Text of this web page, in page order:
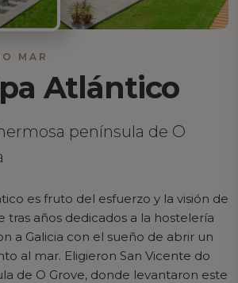
MAR
Atlántico
península de O
es fruto del esfuerzo y la visión de
tras años dedicados a la hostelería
a Galicia con el sueño de abrir un
al mar. Eligieron San Vicente do
de O Grove, donde levantaron este